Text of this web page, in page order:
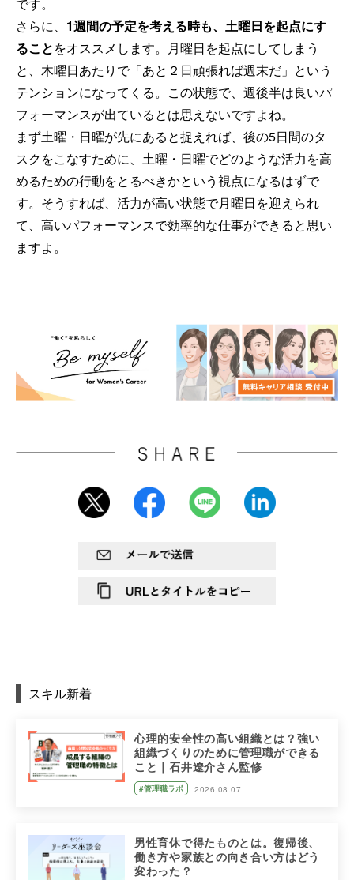
さらに、 1週間の予定を考える時も、土曜日を起点にす
ることをオススメします。月曜日を起点にしてしまう
と、木曜日あたりで「あと２日頑張れば週末だ」という
テンションになってくる。この状態で、週後半は良いパ
フォーマンスが出ているとは思えないですよね。
まず土曜・日曜が先にあると捉えれば、後の5日間のタ
スクをこなすために、土曜・日曜でどのような活力を高
めるための行動をとるべきかという視点になるはずで
す。そうすれば、活力が高い状態で月曜日を迎えられ
て、高いパフォーマンスで効率的な仕事ができると思い
ますよ。
スキル新着
心理的安全性の高い組織とは？強い
組織づくりのために管理職ができる
こと｜石井遼介さん監修
#管理職ラボ 2026.08.07
男性育休で得たものとは。復帰後、
働き方や家族との向き合い方はどう
変わった？